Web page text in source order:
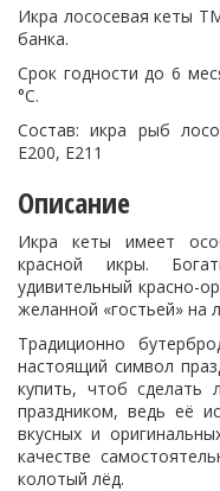
Икра лососевая кеты
банка.
Срок годности до 6
°C.
Состав: икра рыб
Е200, Е211
Описание
Икра кеты имеет
красной икры.
удивительный красно-
желанной «гостьей» на
Традиционно
настоящий символ
купить, чтоб
праздником, ведь её
вкусных и
качестве
колотый лёд.